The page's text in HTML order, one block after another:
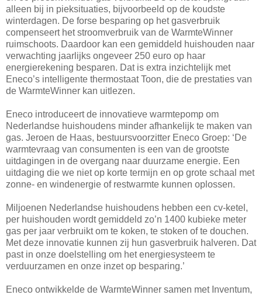
alleen bij in pieksituaties, bijvoorbeeld op de koudste
winterdagen. De forse besparing op het gasverbruik
compenseert het stroomverbruik van de WarmteWinner
ruimschoots. Daardoor kan een gemiddeld huishouden naar
verwachting jaarlijks ongeveer 250 euro op haar
energierekening besparen. Dat is extra inzichtelijk met
Eneco’s intelligente thermostaat Toon, die de prestaties van
de WarmteWinner kan uitlezen.
Eneco introduceert de innovatieve warmtepomp om
Nederlandse huishoudens minder afhankelijk te maken van
gas. Jeroen de Haas, bestuursvoorzitter Eneco Groep: ‘De
warmtevraag van consumenten is een van de grootste
uitdagingen in de overgang naar duurzame energie. Een
uitdaging die we niet op korte termijn en op grote schaal met
zonne- en windenergie of restwarmte kunnen oplossen.
Miljoenen Nederlandse huishoudens hebben een cv-ketel,
per huishouden wordt gemiddeld zo’n 1400 kubieke meter
gas per jaar verbruikt om te koken, te stoken of te douchen.
Met deze innovatie kunnen zij hun gasverbruik halveren. Dat
past in onze doelstelling om het energiesysteem te
verduurzamen en onze inzet op besparing.’
Eneco ontwikkelde de WarmteWinner samen met Inventum,